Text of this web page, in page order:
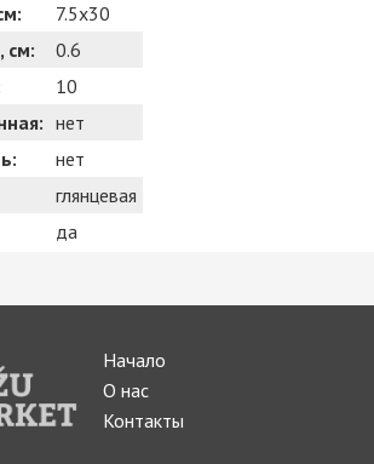
7.5x30
см:
0.6
10
нет
нет
глянцевая
да
Начало
О нас
Контакты